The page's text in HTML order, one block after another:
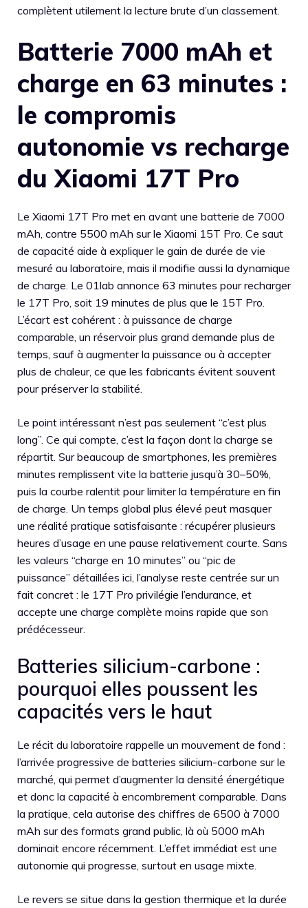
complètent utilement la lecture brute d’un classement.
Batterie 7000 mAh et
charge en 63 minutes :
le compromis
autonomie vs recharge
du Xiaomi 17T Pro
Le Xiaomi 17T Pro met en avant une batterie de 7000
mAh, contre 5500 mAh sur le Xiaomi 15T Pro. Ce saut
de capacité aide à expliquer le gain de durée de vie
mesuré au laboratoire, mais il modifie aussi la dynamique
de charge. Le 01lab annonce 63 minutes pour recharger
le 17T Pro, soit 19 minutes de plus que le 15T Pro.
L’écart est cohérent : à puissance de charge
comparable, un réservoir plus grand demande plus de
temps, sauf à augmenter la puissance ou à accepter
plus de chaleur, ce que les fabricants évitent souvent
pour préserver la stabilité.
Le point intéressant n’est pas seulement “c’est plus
long”. Ce qui compte, c’est la façon dont la charge se
répartit. Sur beaucoup de smartphones, les premières
minutes remplissent vite la batterie jusqu’à 30–50%,
puis la courbe ralentit pour limiter la température en fin
de charge. Un temps global plus élevé peut masquer
une réalité pratique satisfaisante : récupérer plusieurs
heures d’usage en une pause relativement courte. Sans
les valeurs “charge en 10 minutes” ou “pic de
puissance” détaillées ici, l’analyse reste centrée sur un
fait concret : le 17T Pro privilégie l’endurance, et
accepte une charge complète moins rapide que son
prédécesseur.
Batteries silicium-carbone :
pourquoi elles poussent les
capacités vers le haut
Le récit du laboratoire rappelle un mouvement de fond :
l’arrivée progressive de batteries silicium-carbone sur le
marché, qui permet d’augmenter la densité énergétique
et donc la capacité à encombrement comparable. Dans
la pratique, cela autorise des chiffres de 6500 à 7000
mAh sur des formats grand public, là où 5000 mAh
dominait encore récemment. L’effet immédiat est une
autonomie qui progresse, surtout en usage mixte.
Le revers se situe dans la gestion thermique et la durée